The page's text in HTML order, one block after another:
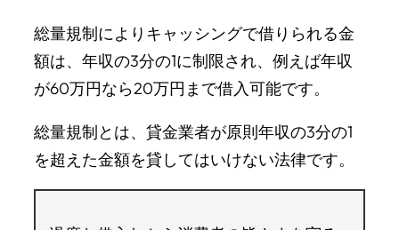
総量規制によりキャッシングで借りられる金
額は、年収の3分の1に制限され、例えば年収
が60万円なら20万円まで借入可能です。
総量規制とは、貸金業者が原則年収の3分の1
を超えた金額を貸してはいけない法律です。